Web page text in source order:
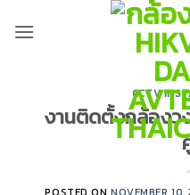
CCTV
งานติดตั้งกล้องว
POSTED ONNOVEMBER 10,